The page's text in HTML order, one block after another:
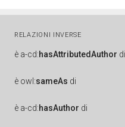
RELAZIONI INVERSE
è a-cd:hasAttributedAuthor di
è owl:sameAs di
è a-cd:hasAuthor di